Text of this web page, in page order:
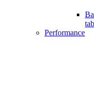
Performance